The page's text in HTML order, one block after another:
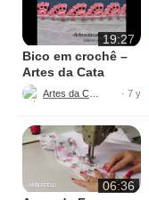
19:27
Bico em crochê –
Artes da Cata
· 7 y
06:36